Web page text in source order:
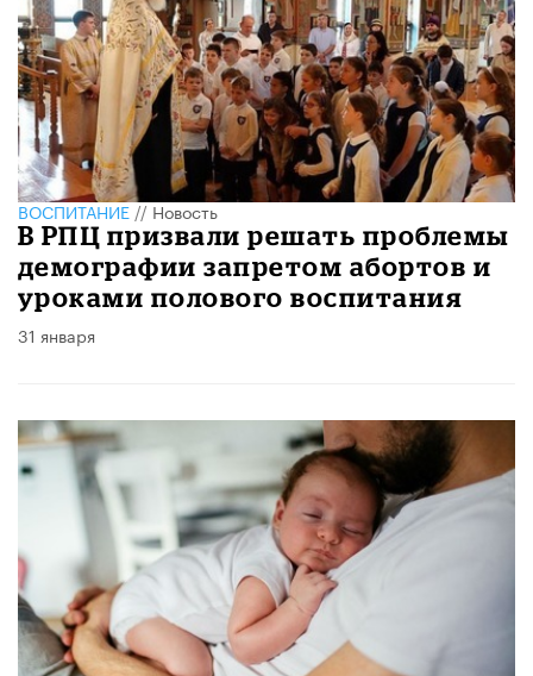
ВОСПИТАНИЕ//Новость
В РПЦ призвали решать проблемы
демографии запретом абортов и
уроками полового воспитания
31 января